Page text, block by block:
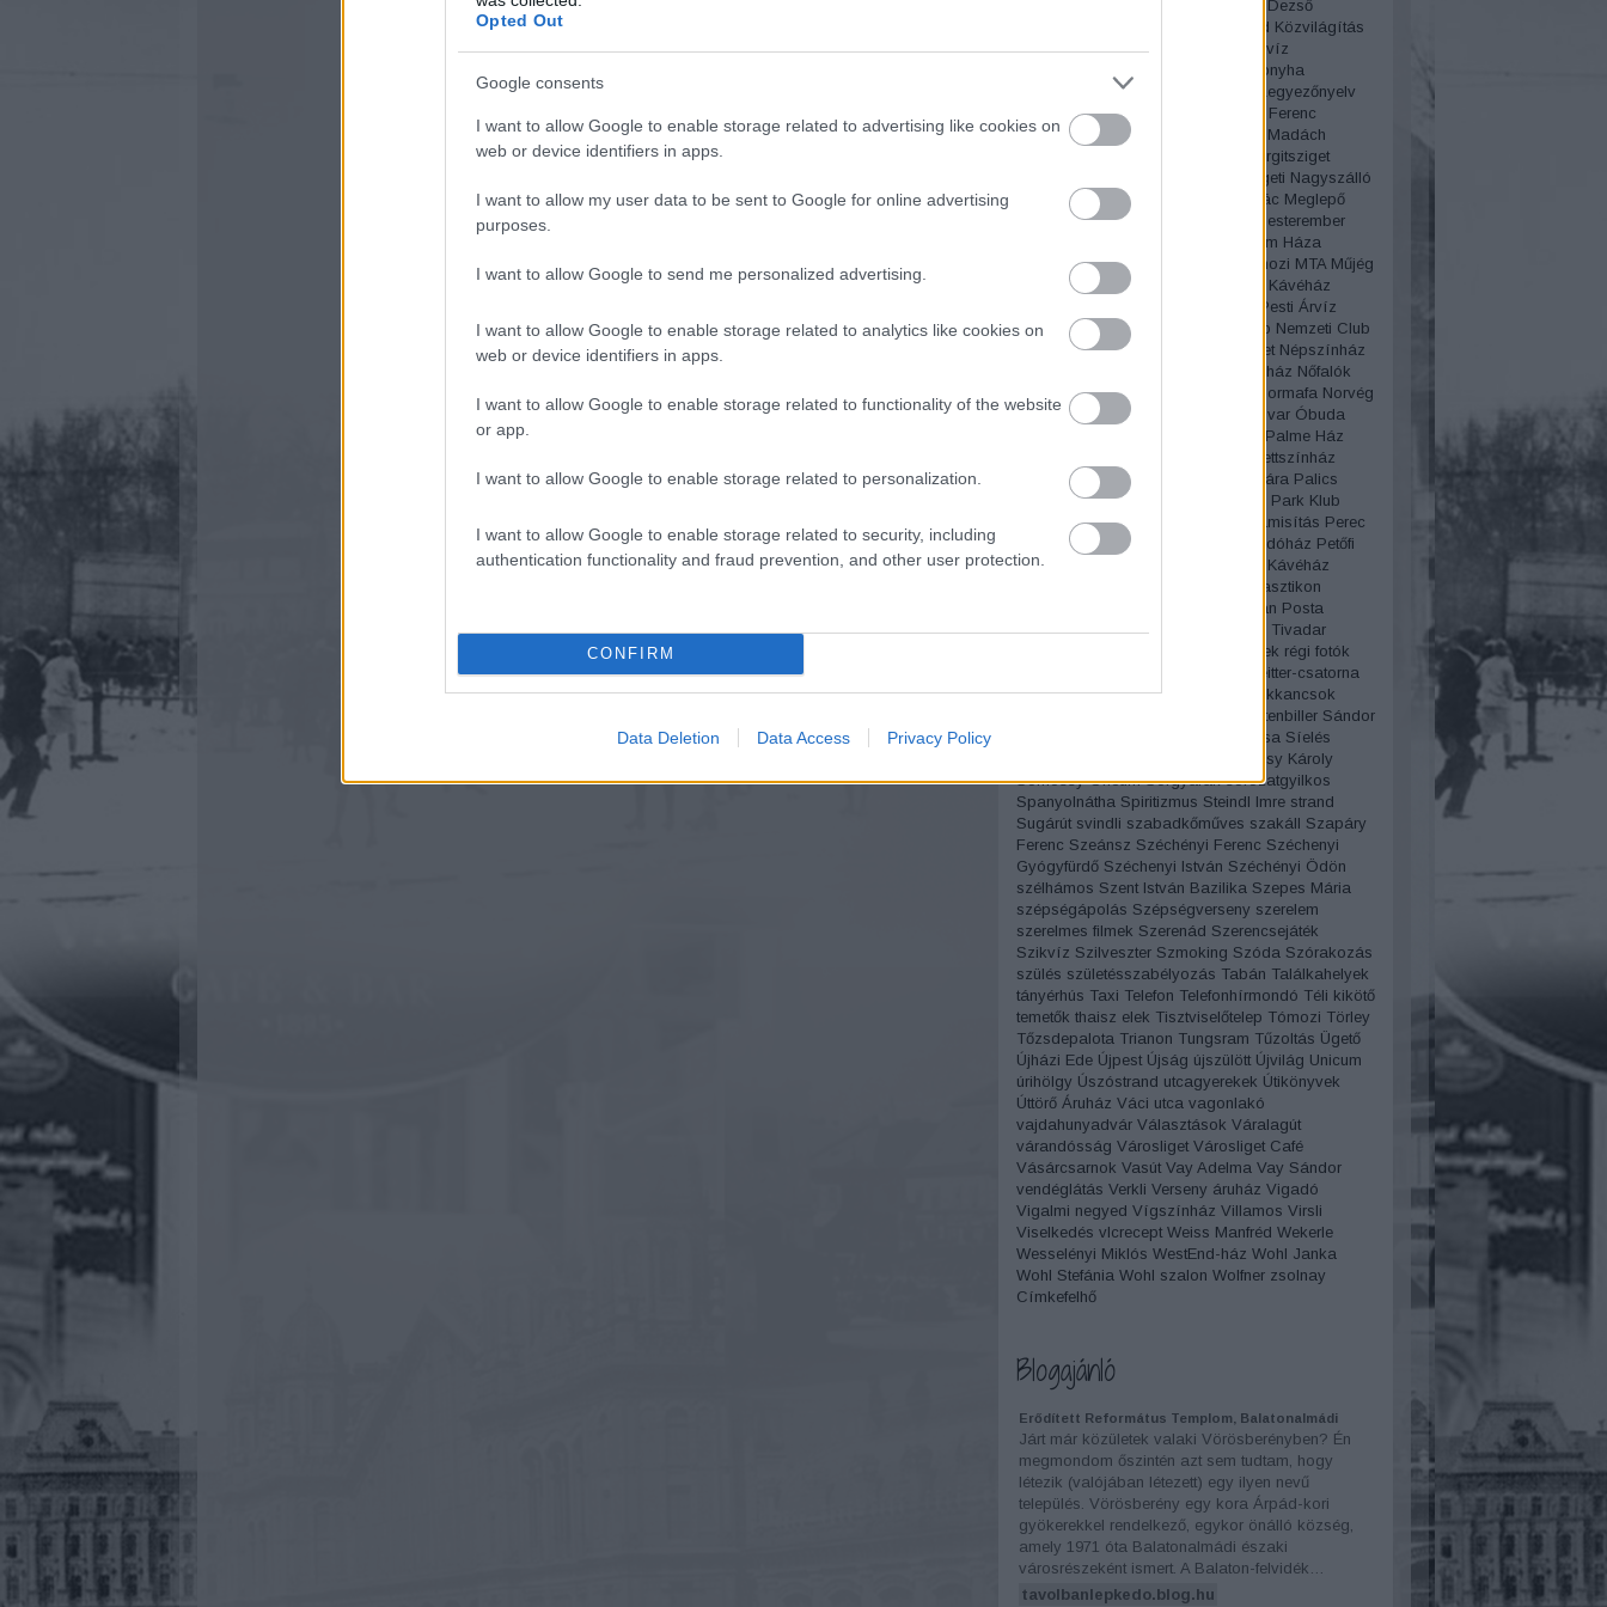
Opted Out
Google consents
I want to allow Google to enable storage related to advertising like cookies on
web or device identifiers in apps.
I want to allow my user data to be sent to Google for online advertising
purposes.
I want to allow Google to send me personalized advertising.
I want to allow Google to enable storage related to analytics like cookies on
web or device identifiers in apps.
I want to allow Google to enable storage related to functionality of the website
or app.
I want to allow Google to enable storage related to personalization.
I want to allow Google to enable storage related to security, including
authentication functionality and fraud prevention, and other user protection.
CONFIRM
Data Deletion Data Access Privacy Policy
Kosztolányi Dezső
Közvágóhíd Közvilágítás
Kresz Géza Krúdy Gyula
Kvíz
Lacikonyha
Lánchíd
Legyezőnyelv
Le Procope
Liszt Ferenc
Lornyon
Lottó áruház
Madách
Margitsziget
Margitszigeti Nagyszálló
Mária Valéria telep
Martinovics Ignác Meglepő
Megszólítások
Mesterember
Millenium Háza
Millennium Molnár Ferenc mozi MTA Műjég
Mulatás
Mulató Mulatozás
Művész Kávéház
Nagy Pesti Árvíz
Németvölgyi temető
Nemzeti Casino Nemzeti Club
Nemzeti Múzeum
Népsziget Népszínház
New York kávéház Nőfalók
Női divat Normafa Norvég
csúszka
Nyaralás Nyugati pályaudvar Óbuda
Olof Palme Ház
Operettszínház
Ördöglovas
Országház Ős-Budavára Palics
Párbaj
Park Klub
Parlament pék péklázadás Pénzhamisítás Perec
Pesti árvíz
Pesti Broadway Pesti indóház Petőfi
Sándor
Pilvax Kávéház
Plasztikon
porcelán Posta
Próbamamzel Projectográf
Puskás Tivadar
régi filmek régi fotók
Reitter-csatorna
Rejtő Jenő Reklám Rendszámok
Rikkancsok
rottenbiller Sándor
Schwimmer Rózsa Síelés
Somossy Károly
Somossy Orfeum Sörgyárak sorozatgyilkos
Spanyolnátha Spiritizmus Steindl Imre strand
Sugárút svindli szabadkőműves szakáll Szapáry
Ferenc Szeánsz Széchényi Ferenc Széchenyi
Gyógyfürdő Széchenyi István Széchényi Ödön
szélhámos Szent István Bazilika Szepes Mária
szépségápolás Szépségverseny szerelem
szerelmes filmek Szerenád Szerencsejáték
Szikvíz Szilveszter Szmoking Szóda Szórakozás
szülés születésszabélyozás Tabán Találkahelyek
tányérhús Taxi Telefon Telefonhírmondó Téli kikötő
temetők thaisz elek Tisztviselőtelep Tómozi Törley
Tőzsdepalota Trianon Tungsram Tűzoltás Ügető
Újházi Ede Újpest Újság újszülött Újvilág Unicum
úrihölgy Úszóstrand utcagyerekek Útikönyvek
Úttörő Áruház Váci utca vagonlakó
vajdahunyadvár Választások Váralagút
várandósság Városliget Városliget Café
Vásárcsarnok Vasút Vay Adelma Vay Sándor
vendéglátás Verkli Verseny áruház Vigadó
Vigalmi negyed Vígszínház Villamos Virsli
Viselkedés vlcrecept Weiss Manfréd Wekerle
Wesselényi Miklós WestEnd-ház Wohl Janka
Wohl Stefánia Wohl szalon Wolfner zsolnay
Címkefelhő
Blogajánló
Erődített Református Templom, Balatonalmádi
Járt már közületek valaki Vörösberényben? Én
megmondom őszintén azt sem tudtam, hogy
létezik (valójában létezett) egy ilyen nevű
település. Vörösberény egy kora Árpád-kori
gyökerekkel rendelkező, egykor önálló község,
amely 1971 óta Balatonalmádi északi
városrészeként ismert. A Balaton-felvidék…
tavolbanlepkedo.blog.hu